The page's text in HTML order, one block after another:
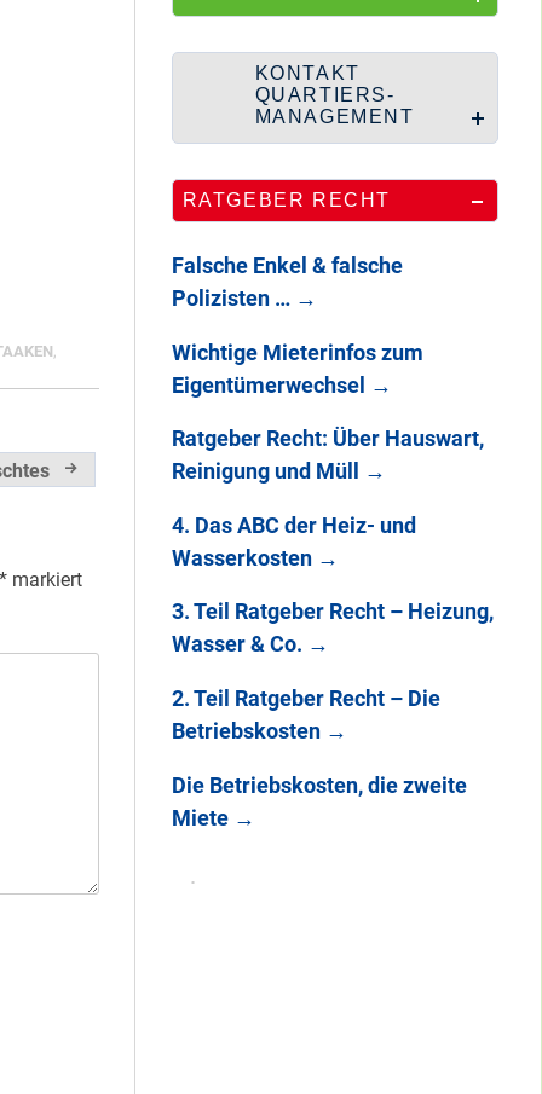
,
markiert
KONTAKT
QUARTIERS-
MANAGEMENT
RATGEBER RECHT
Falsche Enkel & falsche
Polizisten … →
Wichtige Mieterinfos zum
Eigentümerwechsel →
Ratgeber Recht: Über Hauswart,
Reinigung und Müll
→
4. Das ABC der Heiz- und
Wasserkosten →
3. Teil Ratgeber Recht – Heizung,
Wasser & Co. →
2. Teil Ratgeber Recht – Die
Betriebskosten →
Die Betriebskosten, die zweite
Miete →
HipHop-Video: Das
ist Mein Viertel!
Mit Mieter-Kohle
auf Senats-Kohle
zwei Hahnebergen
kam
100 Jahre
Heerstraße